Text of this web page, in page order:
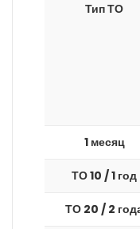
Тип ТО
1 месяц
ТО 10 / 1 год
ТО 20 / 2